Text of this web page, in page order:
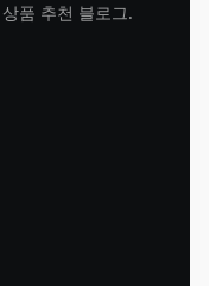
품 추천 블로그.